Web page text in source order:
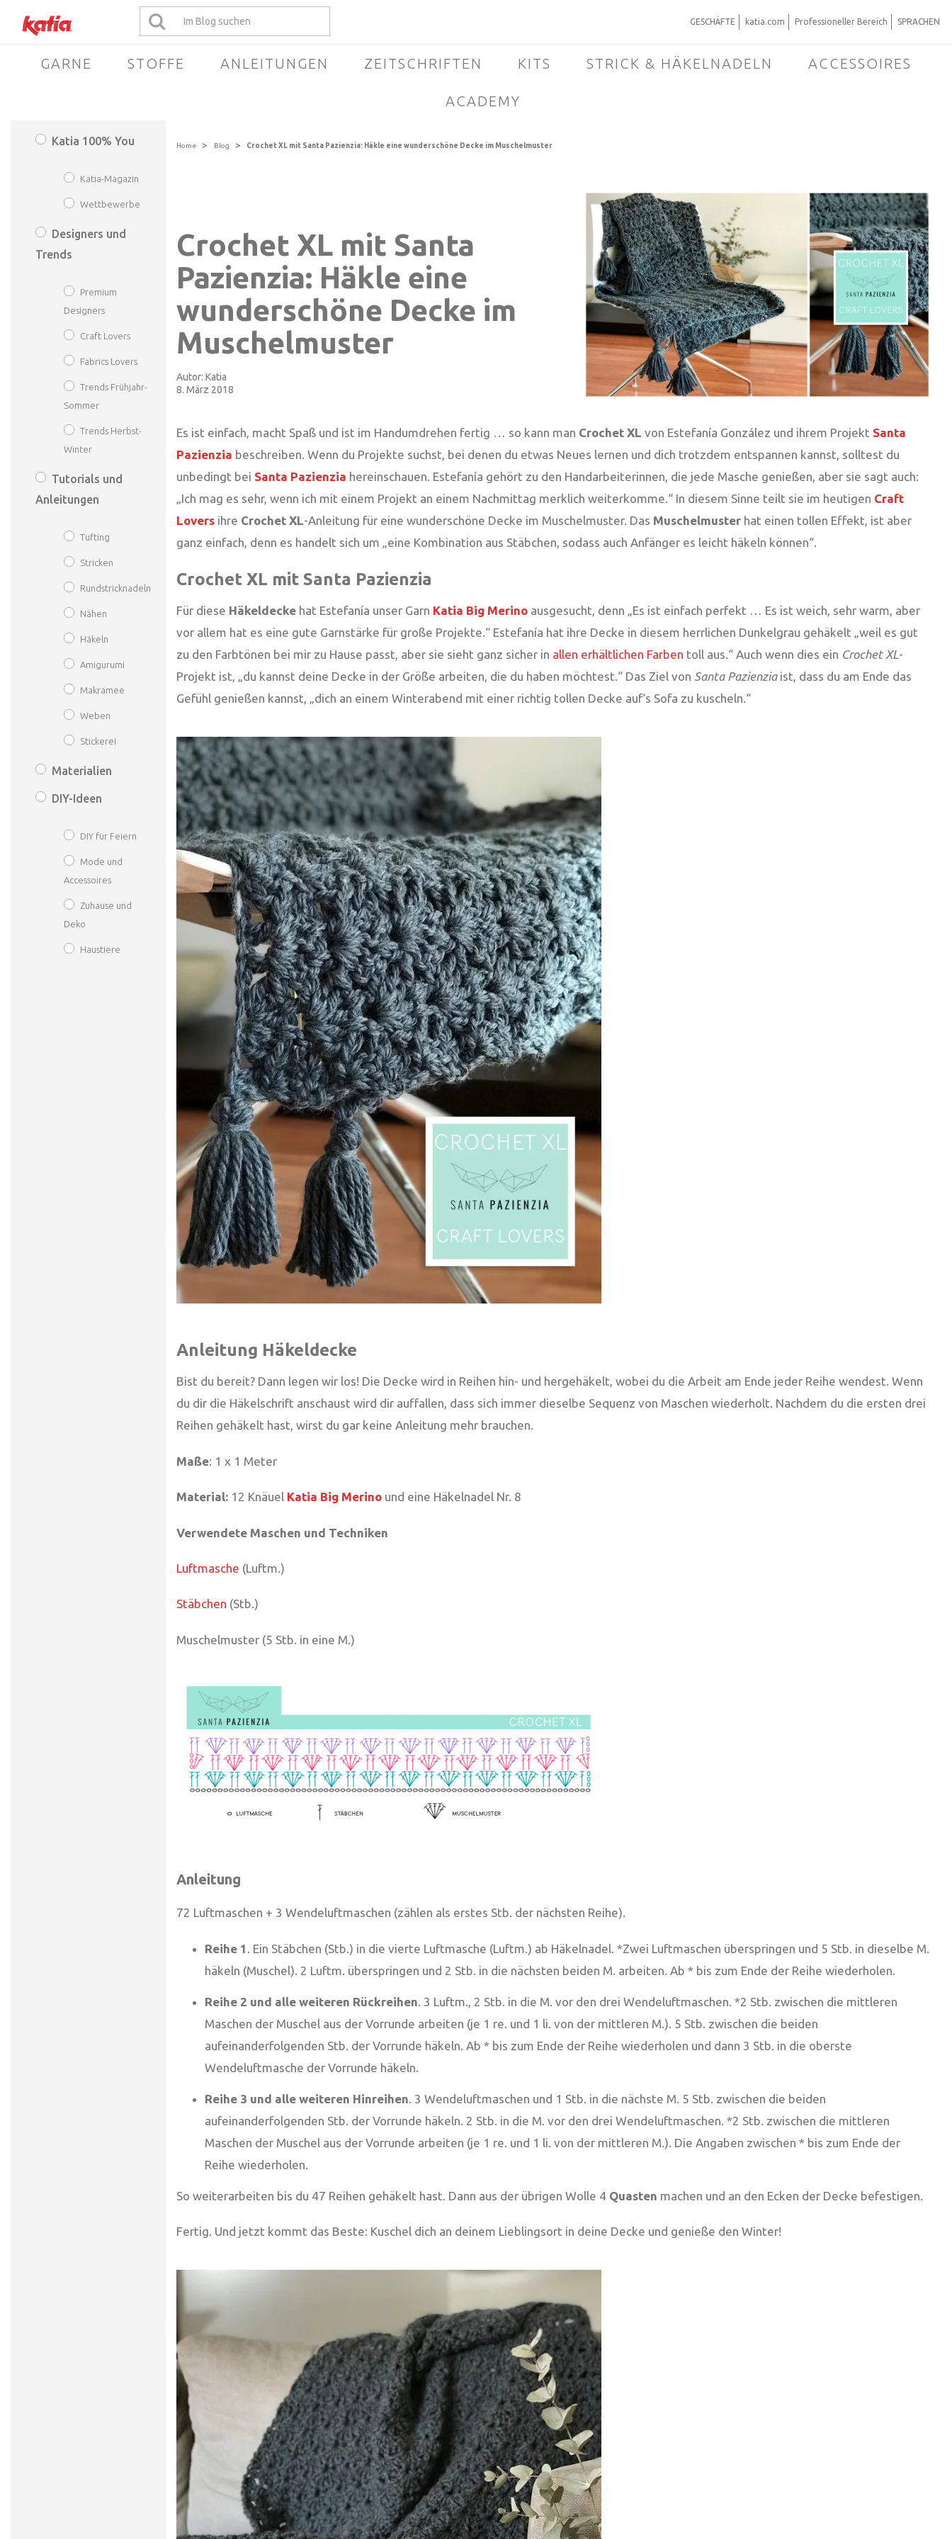
GESCHÄFTE katia.com Professioneller Bereich SPRACHEN
GARNE STOFFE ANLEITUNGEN ZEITSCHRIFTEN KITS STRICK & HÄKELNADELN ACCESSOIRES
ACADEMY
Katia 100% You
Katia-Magazin
Wettbewerbe
Designers und
Trends
Premium
Designers
Craft Lovers
Fabrics Lovers
Trends Frühjahr-
Sommer
Trends Herbst-
Winter
Tutorials und
Anleitungen
Tufting
Stricken
Rundstricknadeln
Nähen
Häkeln
Amigurumi
Makramee
Weben
Stickerei
Materialien
DIY-Ideen
DIY für Feiern
Mode und
Accessoires
Zuhause und
Deko
Haustiere
Home > Blog > Crochet XL mit Santa Pazienzia: Häkle eine wunderschöne Decke im Muschelmuster
Crochet XL mit Santa
Pazienzia: Häkle eine
wunderschöne Decke im
Muschelmuster
Autor: Katia
8. März 2018
Es ist einfach, macht Spaß und ist im Handumdrehen fertig … so kann man Crochet XL von Estefanía González und ihrem Projekt Santa
Pazienzia beschreiben. Wenn du Projekte suchst, bei denen du etwas Neues lernen und dich trotzdem entspannen kannst, solltest du
unbedingt bei Santa Pazienzia hereinschauen. Estefanía gehört zu den Handarbeiterinnen, die jede Masche genießen, aber sie sagt auch:
„Ich mag es sehr, wenn ich mit einem Projekt an einem Nachmittag merklich weiterkomme.“ In diesem Sinne teilt sie im heutigen Craft
Lovers ihre Crochet XL-Anleitung für eine wunderschöne Decke im Muschelmuster. Das Muschelmuster hat einen tollen Effekt, ist aber
ganz einfach, denn es handelt sich um „eine Kombination aus Stäbchen, sodass auch Anfänger es leicht häkeln können“.
Crochet XL mit Santa Pazienzia
Für diese Häkeldecke hat Estefanía unser Garn Katia Big Merino ausgesucht, denn „Es ist einfach perfekt … Es ist weich, sehr warm, aber
vor allem hat es eine gute Garnstärke für große Projekte.“ Estefanía hat ihre Decke in diesem herrlichen Dunkelgrau gehäkelt „weil es gut
zu den Farbtönen bei mir zu Hause passt, aber sie sieht ganz sicher in allen erhältlichen Farben toll aus.“ Auch wenn dies ein Crochet XL-
Projekt ist, „du kannst deine Decke in der Größe arbeiten, die du haben möchtest.“ Das Ziel von Santa Pazienziaist, dass du am Ende das
Gefühl genießen kannst, „dich an einem Winterabend mit einer richtig tollen Decke auf‘s Sofa zu kuscheln.“
Anleitung Häkeldecke
Bist du bereit? Dann legen wir los! Die Decke wird in Reihen hin- und hergehäkelt, wobei du die Arbeit am Ende jeder Reihe wendest. Wenn
du dir die Häkelschrift anschaust wird dir auffallen, dass sich immer dieselbe Sequenz von Maschen wiederholt. Nachdem du die ersten drei
Reihen gehäkelt hast, wirst du gar keine Anleitung mehr brauchen.
Maße: 1 x 1 Meter
Material: 12 Knäuel Katia Big Merino und eine Häkelnadel Nr. 8
Verwendete Maschen und Techniken
Luftmasche (Luftm.)
Stäbchen (Stb.)
Muschelmuster (5 Stb. in eine M.)
Anleitung
72 Luftmaschen + 3 Wendeluftmaschen (zählen als erstes Stb. der nächsten Reihe).
Reihe 1
. Ein Stäbchen (Stb.) in die vierte Luftmasche (Luftm.) ab Häkelnadel. *Zwei Luftmaschen überspringen und 5 Stb. in dieselbe M.
häkeln (Muschel). 2 Luftm. überspringen und 2 Stb. in die nächsten beiden M. arbeiten. Ab * bis zum Ende der Reihe wiederholen.
Reihe 2 und alle weiteren Rückreihen . 3 Luftm., 2 Stb. in die M. vor den drei Wendeluftmaschen. *2 Stb. zwischen die mittleren
Maschen der Muschel aus der Vorrunde arbeiten (je 1 re. und 1 li. von der mittleren M.). 5 Stb. zwischen die beiden
aufeinanderfolgenden Stb. der Vorrunde häkeln. Ab * bis zum Ende der Reihe wiederholen und dann 3 Stb. in die oberste
Wendeluftmasche der Vorrunde häkeln.
Reihe 3 und alle weiteren Hinreihen . 3 Wendeluftmaschen und 1 Stb. in die nächste M. 5 Stb. zwischen die beiden
aufeinanderfolgenden Stb. der Vorrunde häkeln. 2 Stb. in die M. vor den drei Wendeluftmaschen. *2 Stb. zwischen die mittleren
Maschen der Muschel aus der Vorrunde arbeiten (je 1 re. und 1 li. von der mittleren M.). Die Angaben zwischen * bis zum Ende der
Reihe wiederholen.
So weiterarbeiten bis du 47 Reihen gehäkelt hast. Dann aus der übrigen Wolle 4 Quasten machen und an den Ecken der Decke befestigen.
Fertig. Und jetzt kommt das Beste: Kuschel dich an deinem Lieblingsort in deine Decke und genieße den Winter!